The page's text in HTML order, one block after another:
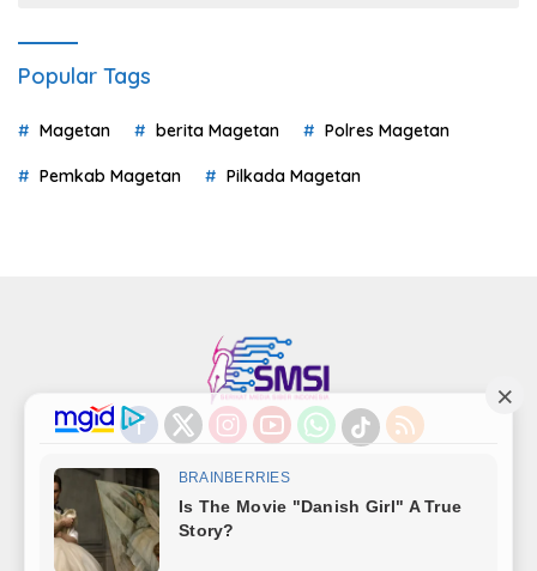
Popular Tags
Magetan berita Magetan Polres Magetan
Pemkab Magetan Pilkada Magetan
Indeks Kode Etik Privacy Policy
Redaksi
Disclaimer
Kode Perilaku Perusahaan Pers